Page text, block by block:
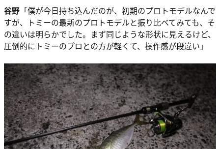
谷野 「僕が今日持ち込んだのが、初期のプロトモデルなんで
すが、トミーの最新のプロトモデルと振り比べてみても、そ
の違いは明らかでした。まず同じような形状に見えるけど、
圧倒的にトミーのプロとの方が軽くて、操作感が段違い」